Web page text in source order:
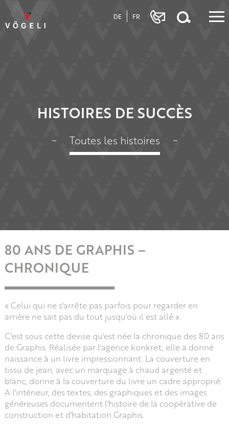
DE FR
HISTOIRES DE SUCCÈS
~ Toutes les histoires ~
80 ANS DE GRAPHIS –
CHRONIQUE
« Celui qui ne s'arrête pas parfois pour regarder en
arrière ne sait pas du tout jusqu'où il est allé ».
C'est sous cette devise qu'est née la chronique des 80 ans
de Graphis. Réalisée par l'agence konkret, elle a donné
naissance à un livre impressionnant. La couverture en
tissu de jean, avec un marquage à chaud argenté et
blanc, donne à la couverture du livre un cadre approprié.
A l'intérieur, des textes, des graphiques et des images
généreuses documentent l'histoire de la coopérative de
construction et d'habitation Graphis.